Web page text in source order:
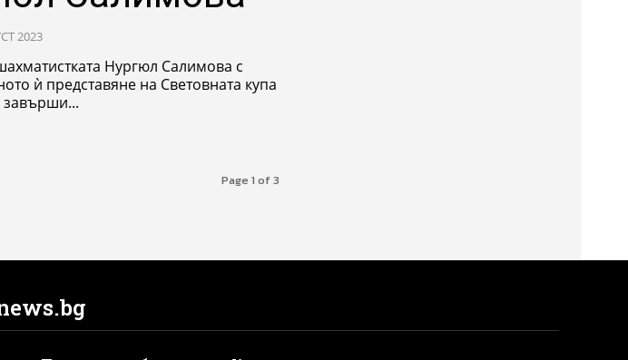
2023
Нургюл Салимова с
ѝ представяне на Световната купа
завърши...
Page 1 of 3